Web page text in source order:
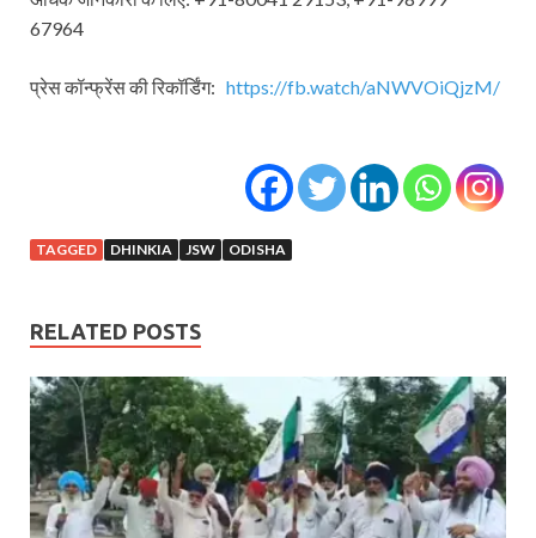
67964
प्रेस कॉन्फ्रेंस की रिकॉर्डिंग: https://fb.watch/aNWVOiQjzM/
TAGGED DHINKIA JSW ODISHA
RELATED POSTS